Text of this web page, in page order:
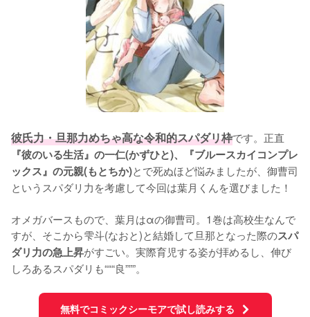
彼氏力・旦那力めちゃ高な令和的スパダリ枠です。正直
『彼のいる生活』の一仁(かずひと)、『ブルースカイコンプレ
ックス』の元親(もとちか)とで死ぬほど悩みましたが、御曹司
というスパダリ力を考慮して今回は葉月くんを選びました！
オメガバースもので、葉月はαの御曹司。1巻は高校生なんで
すが、そこから雫斗(なおと)と結婚して旦那となった際のスパ
ダリ力の急上昇がすごい。実際育児する姿が拝めるし、伸び
しろあるスパダリも“““良”””。
無料でコミックシーモアで試し読みする